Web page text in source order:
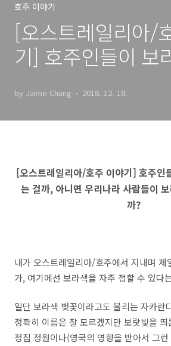
호주 이야기
[오스트레일리아/
기] 호주인들이 보
라 사람들이 보라색
는 걸까?
by Jaime Chung 2018. 12. 18.
[오스트레일리아/호주 이야기] 호주인
는 걸까, 아니면 우리나라 사람들이
까?
내가 오스트레일리아/호주에서 지내며 제
가, 여기에선 보라색을 자주 접할 수 있다
일단 보라색 벚꽃이라고도 불리는 자카란
정확히 이름은 잘 모르겠지만 보랏빛을
정집 정원이나(영국의 영향을 받아서 그